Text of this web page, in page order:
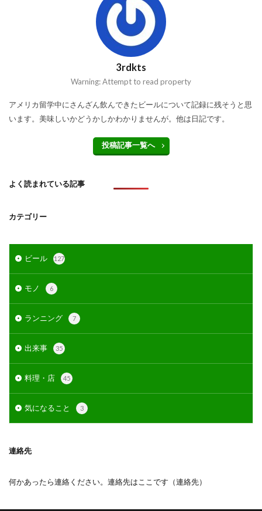
3rdkts
Warning: Attempt to read property
アメリカ留学中にさんざん飲んできたビールについて記録に残そうと思
います。美味しいかどうかしかわかりませんが。他は日記です。
投稿記事一覧へ
よく読まれている記事
カテゴリー
ビール 127
モノ 6
ランニング 7
出来事 35
料理・店 45
気になること 3
連絡先
何かあったら連絡ください。連絡先はここです（連絡先）